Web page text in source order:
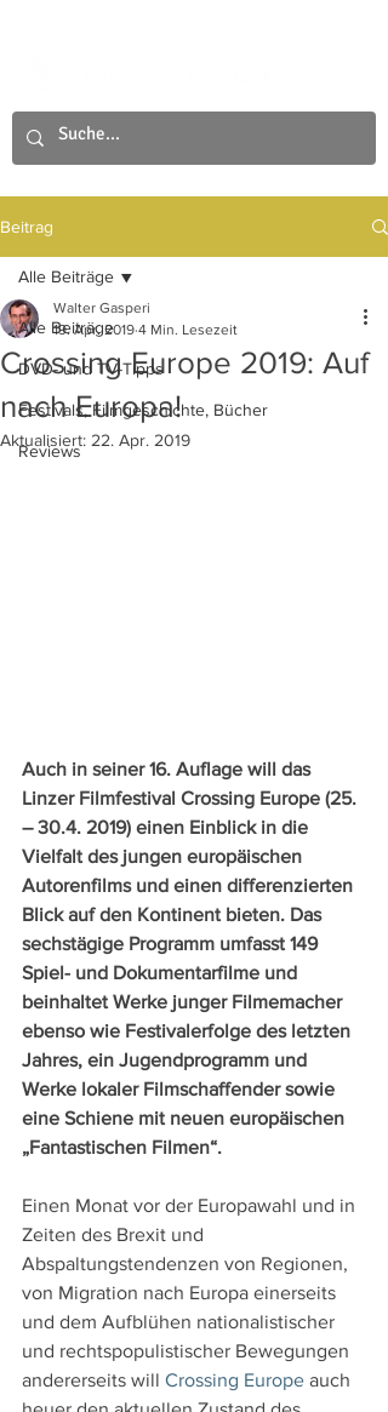
Beitrag
Alle Beiträge
DVD- und TV-Tipps
Festivals, Filmgeschichte, Bücher
Reviews
Alle Beiträge
Crossing Europe 2019: Auf
nach Europa!
Walter Gasperi
19. Apr. 2019 4 Min. Lesezeit
Aktualisiert: 22. Apr. 2019
Auch in seiner 16. Auflage will das
Linzer Filmfestival Crossing Europe (25.
– 30.4. 2019) einen Einblick in die
Vielfalt des jungen europäischen
Autorenfilms und einen differenzierten
Blick auf den Kontinent bieten. Das
sechstägige Programm umfasst 149
Spiel- und Dokumentarfilme und
beinhaltet Werke junger Filmemacher
ebenso wie Festivalerfolge des letzten
Jahres, ein Jugendprogramm und
Werke lokaler Filmschaffender sowie
eine Schiene mit neuen europäischen
„Fantastischen Filmen“.
Einen Monat vor der Europawahl und in
Zeiten des Brexit und
Abspaltungstendenzen von Regionen,
von Migration nach Europa einerseits
und dem Aufblühen nationalistischer
und rechtspopulistischer Bewegungen
andererseits will Crossing Europe auch